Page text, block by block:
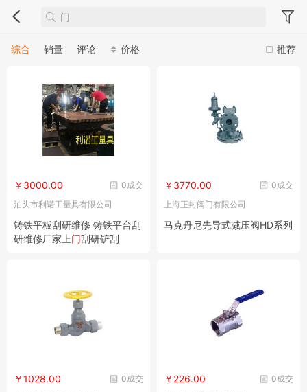
推荐
综合 销量 评论 价格
0成交
￥3000.00
泊头市利诺工量具有限公司
铸铁平板刮研维修 铸铁平台刮
研维修厂家上门刮研铲刮
0成交
￥3770.00
上海正封阀门有限公司
马克丹尼先导式减压阀HD系列
0成交
￥1028.00 0成交
￥226.00